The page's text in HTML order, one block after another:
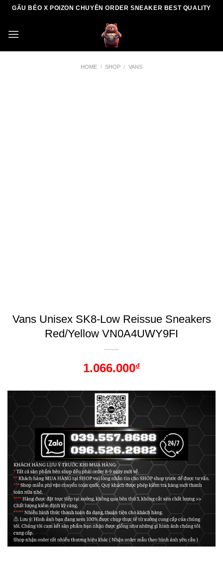
Skip
content
GẤU BÉO X POIZON CHUYÊN ORDER SNEAKER BEST QUALITY
HOME / SHOP / VANS
Vans Unisex SK8-Low Reissue Sneakers
Red/Yellow VN0A4UWY9FI
1.066.000₫